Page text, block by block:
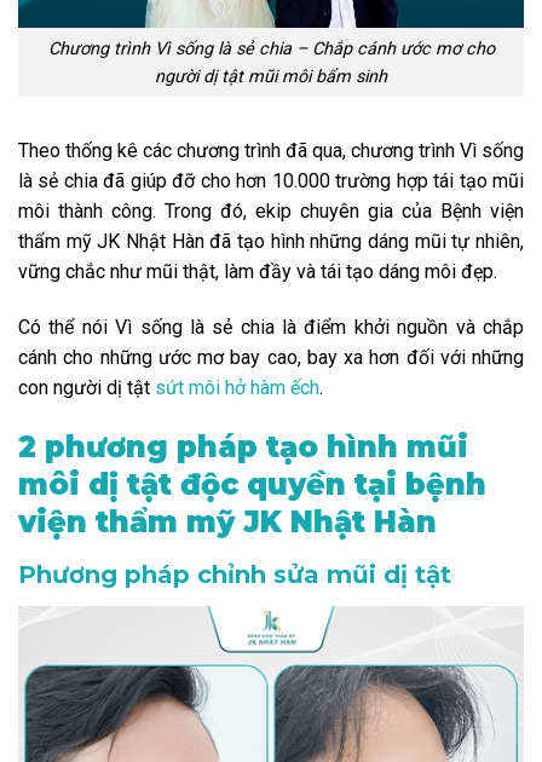
Chương trình Vì sống là sẻ chia – Chắp cánh ước mơ cho
người dị tật mũi môi bẩm sinh
Theo thống kê các chương trình đã qua, chương trình Vì sống
là sẻ chia đã giúp đỡ cho hơn 10.000 trường hợp tái tạo mũi
môi thành công. Trong đó, ekip chuyên gia của Bệnh viện
thẩm mỹ JK Nhật Hàn đã tạo hình những dáng mũi tự nhiên,
vững chắc như mũi thật, làm đầy và tái tạo dáng môi đẹp.
Có thể nói Vì sống là sẻ chia là điểm khởi nguồn và chắp
cánh cho những ước mơ bay cao, bay xa hơn đối với những
con người dị tật sứt môi hở hàm ếch.
2 phương pháp tạo hình mũi
môi dị tật độc quyền tại bệnh
viện thẩm mỹ JK Nhật Hàn
Phương pháp chỉnh sửa mũi dị tật